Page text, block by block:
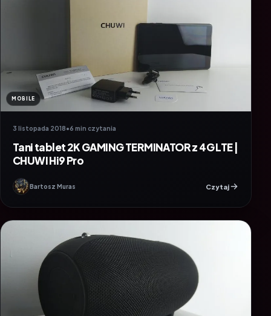
MOBILE
3 listopada 2018•6 min czytania
Tani tablet 2K GAMING TERMINATOR z 4G LTE |
CHUWI Hi9 Pro
Bartosz Muras Czytaj